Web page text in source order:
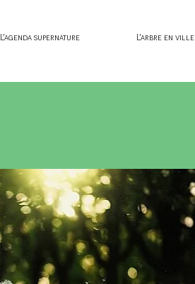
L'agenda supernature L'arbre en ville